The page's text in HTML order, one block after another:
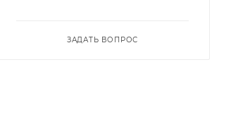
ЗАДАТЬ ВОПРОС